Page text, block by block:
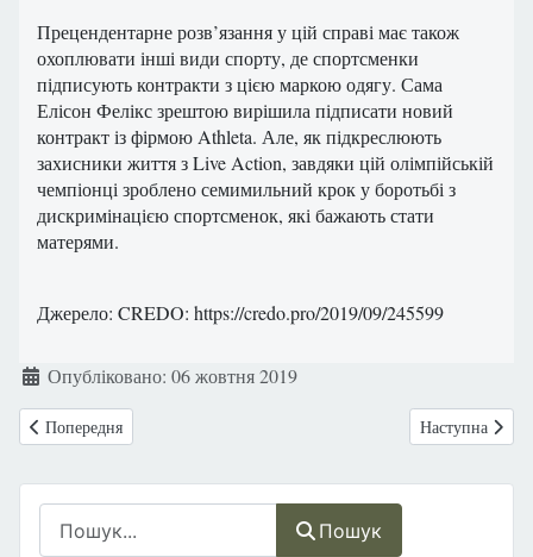
Пошук
Прецендентарне розв’язання у цій справі має також
охоплювати інші види спорту, де спортсменки
підписують контракти з цією маркою одягу. Сама
Елісон Фелікс зрештою вирішила підписати новий
контракт із фірмою Athleta. Але, як підкреслюють
захисники життя з Live Action, завдяки цій олімпійській
чемпіонці зроблено семимильний крок у боротьбі з
дискримінацією спортсменок, які бажають стати
матерями.
Джерело: CREDO: https://credo.pro/2019/09/245599
ДеталіОпубліковано: 06 жовтня 2019
Попередня стаття: Українa: Форум, присвячений кризовій вагітності
Попередня Наступна
Наступна